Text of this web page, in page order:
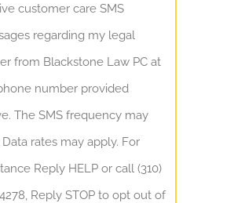
customer care SMS
regarding my legal
from Blackstone Law PC at
number provided
The SMS frequency may
Data rates may apply. For
Reply HELP or call (310)
Reply STOP to opt out of